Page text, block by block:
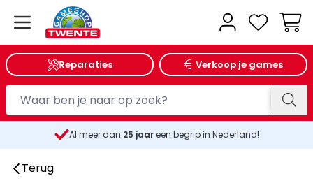
Reparaties Verkoop je games
Al meer dan 25 jaareen begrip in Nederland!
Terug